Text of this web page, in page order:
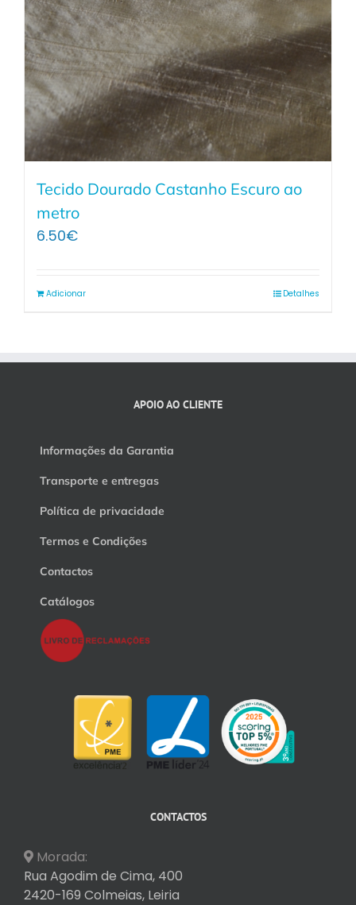
Tecido Dourado Castanho Escuro ao
metro
6.50€
Adicionar Detalhes
APOIO AO CLIENTE
Informações da Garantia
Transporte e entregas
Política de privacidade
Termos e Condições
Contactos
Catálogos
CONTACTOS
Morada:
Rua Agodim de Cima, 400
2420-169 Colmeias, Leiria